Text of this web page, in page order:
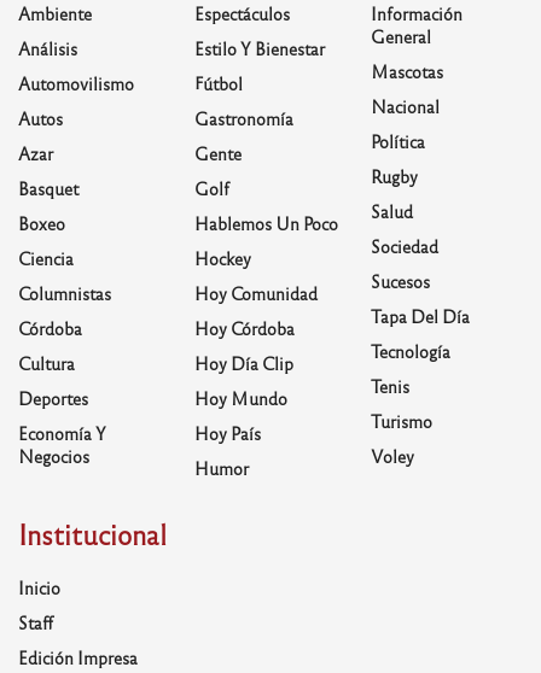
Ambiente
Análisis
Automovilismo
Autos
Azar
Basquet
Boxeo
Ciencia
Columnistas
Córdoba
Cultura
Deportes
Economía Y
Negocios
Espectáculos
Estilo Y Bienestar
Fútbol
Gastronomía
Gente
Golf
Hablemos Un Poco
Hockey
Hoy Comunidad
Hoy Córdoba
Hoy Día Clip
Hoy Mundo
Hoy País
Humor
Información
General
Mascotas
Nacional
Política
Rugby
Salud
Sociedad
Sucesos
Tapa Del Día
Tecnología
Tenis
Turismo
Voley
Institucional
Inicio
Staff
Edición Impresa